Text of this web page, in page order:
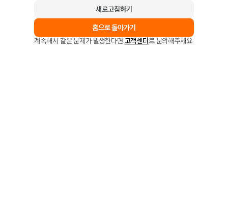
새로고침하기
홈으로 돌아가기
계속해서 같은 문제가 발생한다면 고객센터로 문의해주세요.